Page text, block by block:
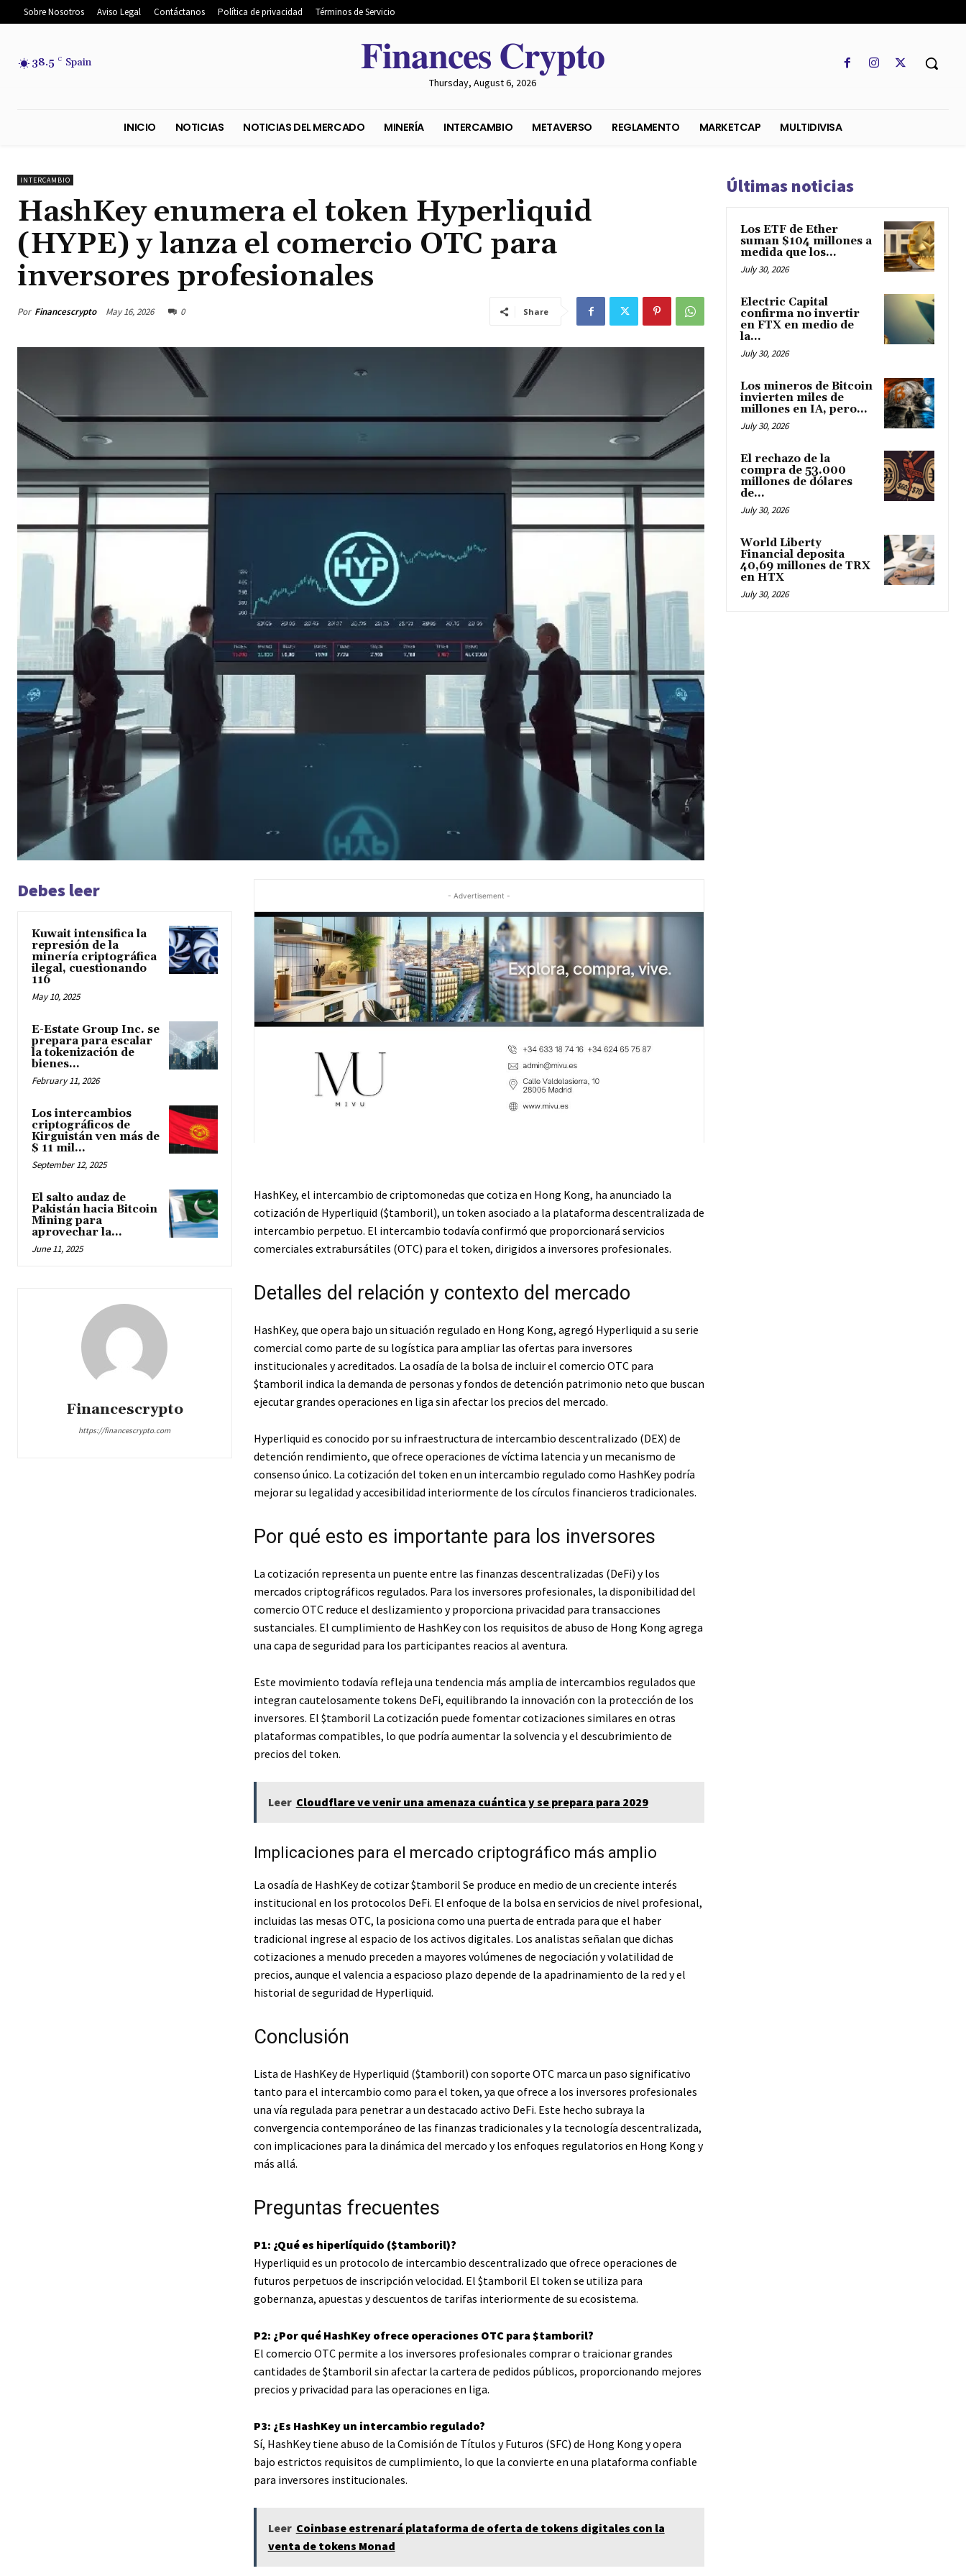
Sobre Nosotros Aviso Legal Contáctanos Política de privacidad Términos de Servicio
38.5 C Spain 𝐅𝐢𝐧𝐚𝐧𝐜𝐞𝐬 𝐂𝐫𝐲𝐩𝐭𝐨
Thursday, August 6, 2026
INTERCAMBIO
HashKey enumera el token Hyperliquid
(HYPE) y lanza el comercio OTC para
inversores profesionales
Por Financescrypto May 16, 2026 0 Share
Debes leer
Kuwait intensifica la
represión de la
minería criptográfica
ilegal, cuestionando
116
May 10, 2025
E-Estate Group Inc. se
prepara para escalar
la tokenización de
bienes...
February 11, 2026
Los intercambios
criptográficos de
Kirguistán ven más de
$ 11 mil...
September 12, 2025
El salto audaz de
Pakistán hacia Bitcoin
Mining para
aprovechar la...
June 11, 2025
Financescrypto
https://financescrypto.com
- Advertisement -
HashKey, el intercambio de criptomonedas que cotiza en Hong Kong, ha anunciado la
cotización de Hyperliquid ($tamboril), un token asociado a la plataforma descentralizada de
intercambio perpetuo. El intercambio todavía confirmó que proporcionará servicios
comerciales extrabursátiles (OTC) para el token, dirigidos a inversores profesionales.
Detalles del relación y contexto del mercado
HashKey, que opera bajo un situación regulado en Hong Kong, agregó Hyperliquid a su serie
comercial como parte de su logística para ampliar las ofertas para inversores
institucionales y acreditados. La osadía de la bolsa de incluir el comercio OTC para
$tamboril indica la demanda de personas y fondos de detención patrimonio neto que buscan
ejecutar grandes operaciones en liga sin afectar los precios del mercado.
Hyperliquid es conocido por su infraestructura de intercambio descentralizado (DEX) de
detención rendimiento, que ofrece operaciones de víctima latencia y un mecanismo de
consenso único. La cotización del token en un intercambio regulado como HashKey podría
mejorar su legalidad y accesibilidad interiormente de los círculos financieros tradicionales.
Por qué esto es importante para los inversores
La cotización representa un puente entre las finanzas descentralizadas (DeFi) y los
mercados criptográficos regulados. Para los inversores profesionales, la disponibilidad del
comercio OTC reduce el deslizamiento y proporciona privacidad para transacciones
sustanciales. El cumplimiento de HashKey con los requisitos de abuso de Hong Kong agrega
una capa de seguridad para los participantes reacios al aventura.
Este movimiento todavía refleja una tendencia más amplia de intercambios regulados que
integran cautelosamente tokens DeFi, equilibrando la innovación con la protección de los
inversores. El $tamboril La cotización puede fomentar cotizaciones similares en otras
plataformas compatibles, lo que podría aumentar la solvencia y el descubrimiento de
precios del token.
Leer Cloudflare ve venir una amenaza cuántica y se prepara para 2029
Implicaciones para el mercado criptográfico más amplio
La osadía de HashKey de cotizar$tamboril Se produce en medio de un creciente interés
institucional en los protocolos DeFi. El enfoque de la bolsa en servicios de nivel profesional,
incluidas las mesas OTC, la posiciona como una puerta de entrada para que el haber
tradicional ingrese al espacio de los activos digitales. Los analistas señalan que dichas
cotizaciones a menudo preceden a mayores volúmenes de negociación y volatilidad de
precios, aunque el valencia a espacioso plazo depende de la apadrinamiento de la red y el
historial de seguridad de Hyperliquid.
Conclusión
Lista de HashKey de Hyperliquid ($tamboril) con soporte OTC marca un paso significativo
tanto para el intercambio como para el token, ya que ofrece a los inversores profesionales
una vía regulada para penetrar a un destacado activo DeFi. Este hecho subraya la
convergencia contemporáneo de las finanzas tradicionales y la tecnología descentralizada,
con implicaciones para la dinámica del mercado y los enfoques regulatorios en Hong Kong y
más allá.
Preguntas frecuentes
P1: ¿Qué es hiperlíquido ($tamboril)?
Hyperliquid es un protocolo de intercambio descentralizado que ofrece operaciones de
futuros perpetuos de inscripción velocidad. El $tamboril El token se utiliza para
gobernanza, apuestas y descuentos de tarifas interiormente de su ecosistema.
P2: ¿Por qué HashKey ofrece operaciones OTC para $tamboril?
El comercio OTC permite a los inversores profesionales comprar o traicionar grandes
cantidades de $tamboril sin afectar la cartera de pedidos públicos, proporcionando mejores
precios y privacidad para las operaciones en liga.
P3: ¿Es HashKey un intercambio regulado?
Sí, HashKey tiene abuso de la Comisión de Títulos y Futuros (SFC) de Hong Kong y opera
bajo estrictos requisitos de cumplimiento, lo que la convierte en una plataforma confiable
para inversores institucionales.
Leer Coinbase estrenará plataforma de oferta de tokens digitales con la
venta de tokens Monad
Últimas noticias
Los ETF de Ether
suman $104 millones a
medida que los...
July 30, 2026
Electric Capital
confirma no invertir
en FTX en medio de
la...
July 30, 2026
Los mineros de Bitcoin
invierten miles de
millones en IA, pero...
July 30, 2026
El rechazo de la
compra de 53.000
millones de dólares
de...
July 30, 2026
World Liberty
Financial deposita
40,69 millones de TRX
en HTX
July 30, 2026